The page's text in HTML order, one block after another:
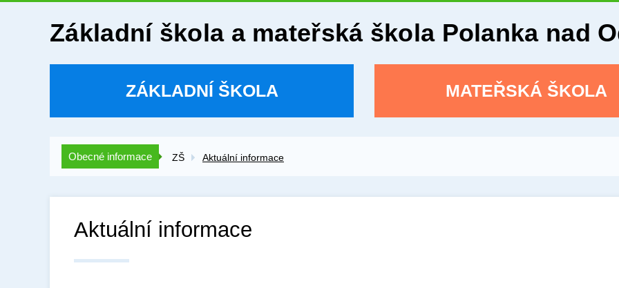
Základní škola a mateřská škola Polanka nad
ZÁKLADNÍ ŠKOLA MATEŘSKÁ ŠKOLA
Obecné informace ZŠ Aktuální informace
Aktuální informace